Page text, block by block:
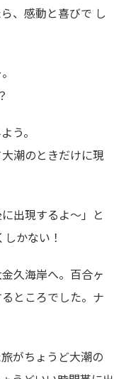
、感動と喜びで し
う。
潮のときだけに現
出現するよ～」と
かない！
久海岸へ。百合ヶ
ところでした。ナ
がちょうど大潮の